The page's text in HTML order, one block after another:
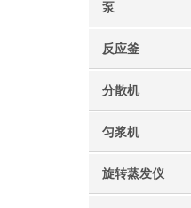
泵
反应釜
分散机
匀浆机
旋转蒸发仪